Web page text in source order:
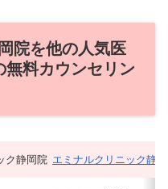
院を他の人気医
無料カウンセリン
ク静岡院 エミナルクリニック静